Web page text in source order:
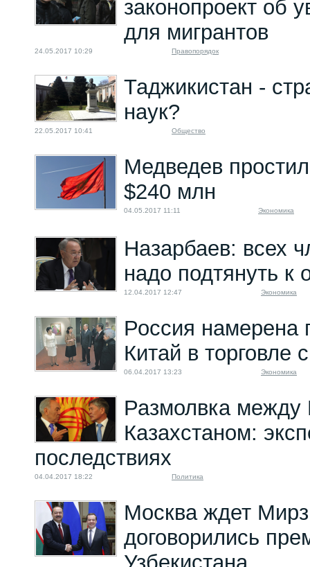
законопроект об
для мигрантов
24.05.2017 10:29 Правопорядок
Таджикистан -
наук?
22.05.2017 10:41 Общество
Медведев
$240 млн
04.05.2017 11:11 Экономика
Назарбаев: всех
надо подтянуть к
12.04.2017 12:47 Экономика
Россия намерена
Китай в торговле
06.04.2017 13:23 Экономика
Размолвка между
Казахстаном:
последствиях
04.04.2017 18:22 Политика
Москва ждет
договорились